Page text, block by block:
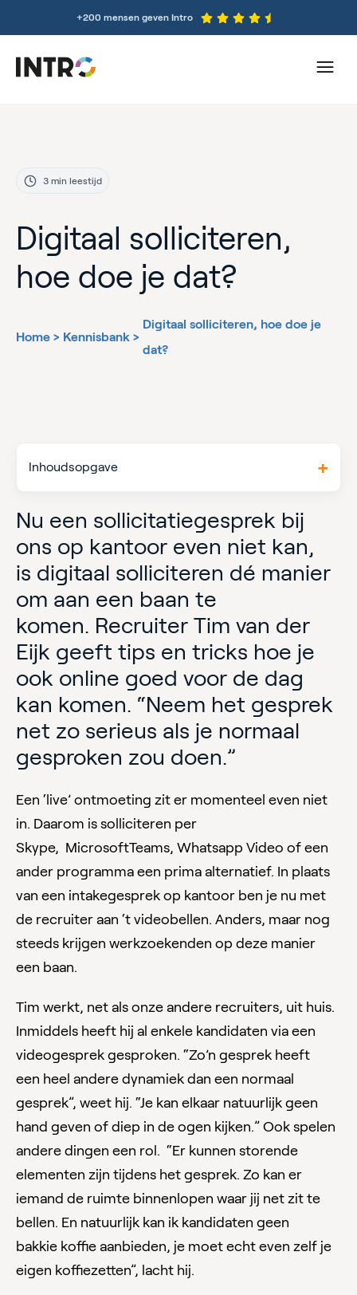
+200 mensen geven Intro
3 min leestijd
Digitaal solliciteren,
hoe doe je dat?
Home > Kennisbank >
Digitaal solliciteren, hoe doe je
dat?
Nu een sollicitatiegesprek bij
ons op kantoor even niet kan,
is digitaal solliciteren dé manier
om aan een baan te
komen. Recruiter Tim van der
Eijk geeft tips en tricks hoe je
ook online goed voor de dag
kan komen. “Neem het gesprek
net zo serieus als je normaal
gesproken zou doen.”
Een ‘live’ ontmoeting zit er momenteel even niet
in. Daarom is solliciteren per
Skype, MicrosoftTeams, Whatsapp Video of een
ander programma een prima alternatief. In plaats
van een intakegesprek op kantoor ben je nu met
de recruiter aan ‘t videobellen. Anders, maar nog
steeds krijgen werkzoekenden op deze manier
een baan.
Tim werkt, net als onze andere recruiters, uit huis.
Inmiddels heeft hij al enkele kandidaten via een
videogesprek gesproken. “Zo’n gesprek heeft
een heel andere dynamiek dan een normaal
gesprek”, weet hij. “Je kan elkaar natuurlijk geen
hand geven of diep in de ogen kijken.” Ook spelen
andere dingen een rol. “Er kunnen storende
elementen zijn tijdens het gesprek. Zo kan er
iemand de ruimte binnenlopen waar jij net zit te
bellen. En natuurlijk kan ik kandidaten geen
bakkie koffie aanbieden, je moet echt even zelf je
eigen koffiezetten”, lacht hij.
Inhoudsopgave